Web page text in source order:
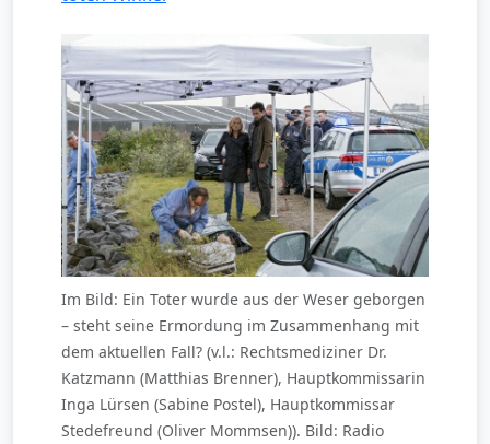
Im Bild: Ein Toter wurde aus der Weser geborgen
– steht seine Ermordung im Zusammenhang mit
dem aktuellen Fall? (v.l.: Rechtsmediziner Dr.
Katzmann (Matthias Brenner), Hauptkommissarin
Inga Lürsen (Sabine Postel), Hauptkommissar
Stedefreund (Oliver Mommsen)). Bild: Radio